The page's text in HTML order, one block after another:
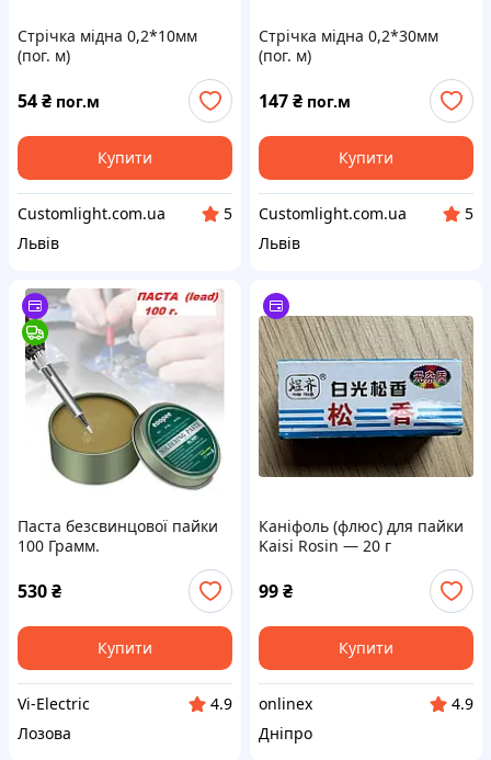
Стрічка мідна 0,2*10мм
(пог. м)
54₴ пог.м
Купити
Customlight.com.ua
5
Львів
Стрічка мідна 0,2*30мм
(пог. м)
147₴ пог.м
Купити
Customlight.com.ua
5
Львів
Паста безсвинцової пайки
100 Грамм.
530₴
Купити
Vi-Electric
4.9
Лозова
Каніфоль (флюс) для пайки
Kaisi Rosin — 20 г
99₴
Купити
onlinex
4.9
Дніпро